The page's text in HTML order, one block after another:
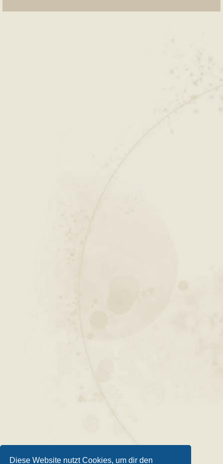
Diese Website nutzt Cookies, um dir den